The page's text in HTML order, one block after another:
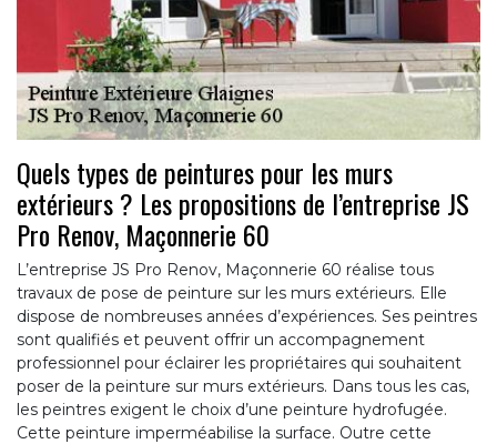
Quels types de peintures pour les murs
extérieurs ? Les propositions de l’entreprise JS
Pro Renov, Maçonnerie 60
L’entreprise JS Pro Renov, Maçonnerie 60 réalise tous
travaux de pose de peinture sur les murs extérieurs. Elle
dispose de nombreuses années d’expériences. Ses peintres
sont qualifiés et peuvent offrir un accompagnement
professionnel pour éclairer les propriétaires qui souhaitent
poser de la peinture sur murs extérieurs. Dans tous les cas,
les peintres exigent le choix d’une peinture hydrofugée.
Cette peinture imperméabilise la surface. Outre cette